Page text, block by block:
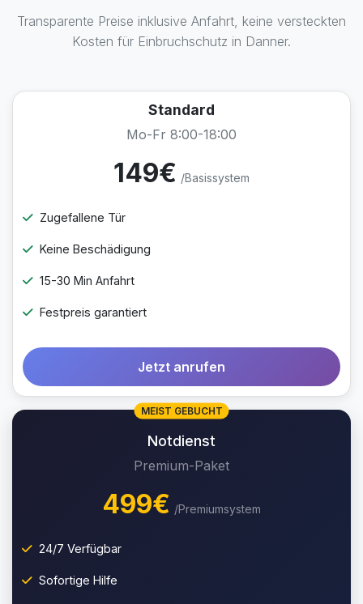
Transparente Preise inklusive Anfahrt, keine versteckten
Kosten für Einbruchschutz in Danner.
Standard
Mo-Fr 8:00-18:00
149€ /Basissystem
Zugefallene Tür
Keine Beschädigung
15-30 Min Anfahrt
Festpreis garantiert
Jetzt anrufen
MEIST GEBUCHT
Notdienst
Premium-Paket
499€ /Premiumsystem
24/7 Verfügbar
Sofortige Hilfe